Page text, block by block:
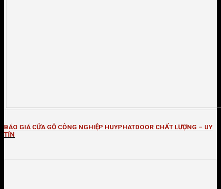
BÁO GIÁ CỬA GỖ CÔNG NGHIỆP HUYPHATDOOR CHẤT LƯỢNG – UY
TÍN